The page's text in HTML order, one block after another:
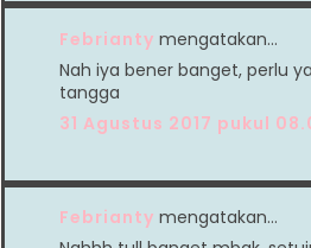
Febrianty mengatakan…
Nah iya bener banget, perlu
tangga
31 Agustus 2017 pukul
Febrianty mengatakan…